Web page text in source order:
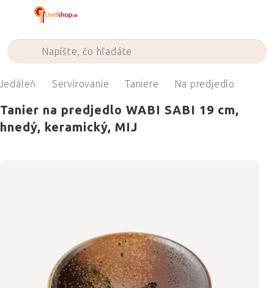
Servírovanie Taniere Na predjedlo
Tanier na predjedlo WABI SABI 19 cm,
hnedý, keramický, MIJ